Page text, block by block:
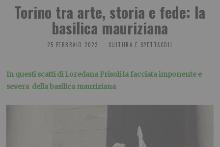
Torino tra arte, storia e fede: la
basilica mauriziana
25 FEBBRAIO 2023 CULTURA E SPETTACOLI
In questi scatti di Loredana Frisoli la facciata imponente e
severa della basilica mauriziana